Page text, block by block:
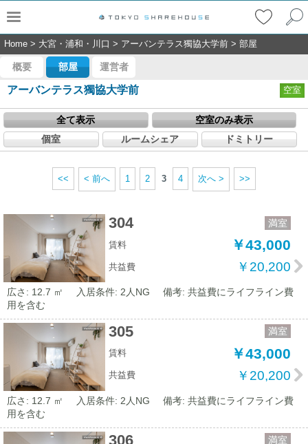
Home > 大宮・浦和・川口 > アーバンテラス獨協大学前 > 部屋
概要 部屋 運営者
アーバンテラス獨協大学前 空室
全て表示
空室のみ表示
個室
ルームシェア ドミトリー
<< < 前へ 1 2 3 4 次へ > >>
304 満室
賃料 ￥43,000
共益費 ￥20,200
広さ: 12.7 ㎡ 入居条件: 2人NG
備考: 共益費にライフライン費
用を含む
305 満室
賃料 ￥43,000
共益費 ￥20,200
広さ: 12.7 ㎡ 入居条件: 2人NG
備考: 共益費にライフライン費
用を含む
306 満室